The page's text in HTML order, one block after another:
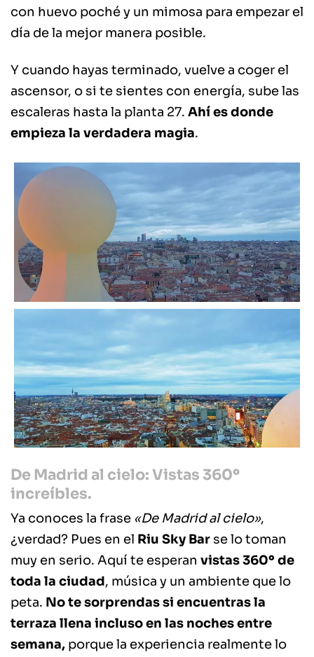
con huevo poché y un mimosa para empezar el
día de la mejor manera posible.
Y cuando hayas terminado, vuelve a coger el
ascensor, o si te sientes con energía, sube las
escaleras hasta la planta 27. Ahí es donde
empieza la verdadera magia.
De Madrid al cielo: Vistas 360º
increíbles.
Ya conoces la frase «De Madrid al cielo»,
¿verdad? Pues en el Riu Sky Bar se lo toman
muy en serio. Aquí te esperan vistas 360º de
toda la ciudad, música y un ambiente que lo
peta. No te sorprendas si encuentras la
terraza llena incluso en las noches entre
semana, porque la experiencia realmente lo